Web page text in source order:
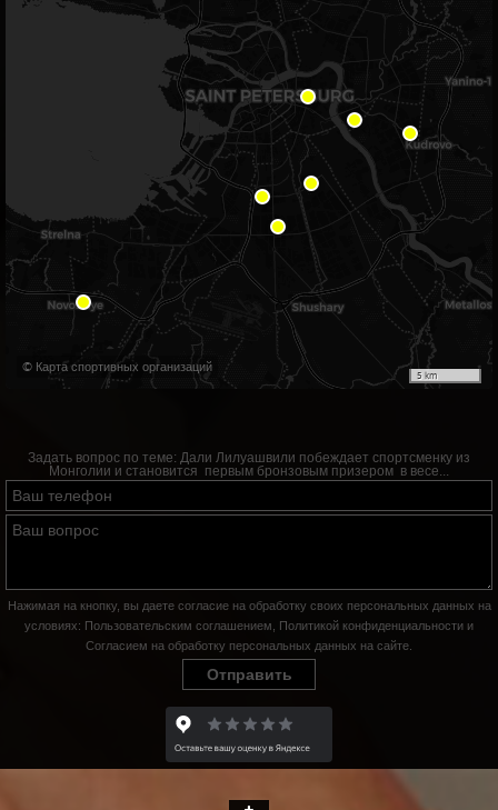
© Карта спортивных организаций
5 km
Задать вопрос по теме: Дали Лилуашвили побеждает спортсменку из
Монголии и становится первым бронзовым призером в весе...
Нажимая на кнопку, вы даете согласие на обработку своих персональных данных на
условиях: Пользовательским соглашением Политикой конфиденциальности и
Согласием на обработку персональных данных на сайте
Отправить